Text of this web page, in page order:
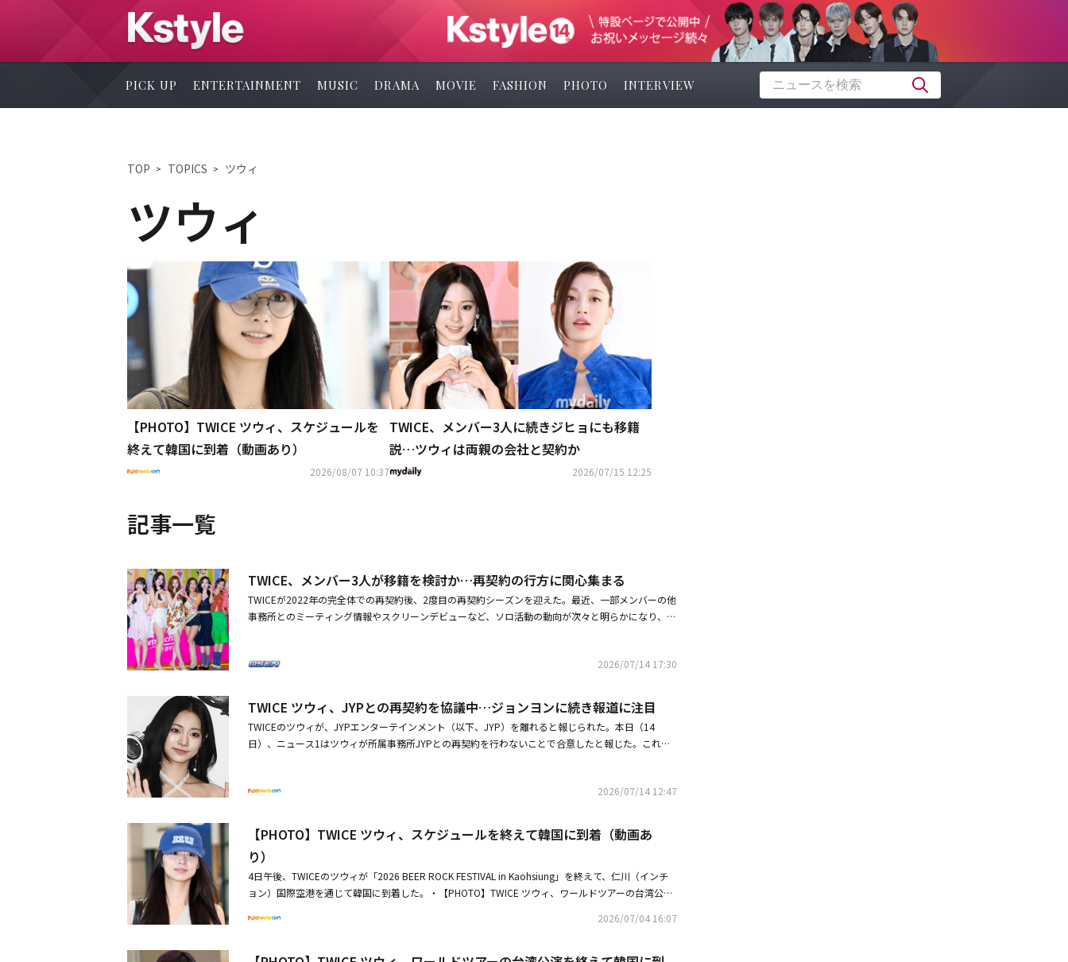
PICK UP ENTERTAINMENT MUSIC DRAMA MOVIE FASHION PHOTO INTERVIEW
TOP TOPICS ツウィ
ツウィ
【PHOTO】TWICE ツウィ、スケジュールを
終えて韓国に到着（動画あり）
2026/08/07 10:37
TWICE、メンバー3人に続きジヒョにも移籍
説…ツウィは両親の会社と契約か
2026/07/15 12:25
記事一覧
TWICE、メンバー3人が移籍を検討か…再契約の行方に関心集まる
TWICEが2022年の完全体での再契約後、2度目の再契約シーズンを迎えた。最近、一部メンバーの他
事務所とのミーティング情報やスクリーンデビューなど、ソロ活動の動向が次々と明らかになり、グ
切りに、発表するすべてのタイトル曲をヒットさせ、トップクラスのガールズグループとしての地位
経過した2022年、強固な信頼のもとJYPと全員が再契約を結んだ。再契約後もTWICEの快進撃は続
いた。特に、TWICEは昨年7月に仁川（インチョン）を出発し、今年7月のソウル・アンコール公演
に至るまで約1年間、世界44地域81公演に及ぶ自身最大規模のワールドツアー「THIS IS FOR」を通
じて、またひとつの新記録を打ち立てた。20都市で35公演を展開した北米ツアーだけで約55万人を
のようにグループとしての全盛期を築き、強固なチームワークを証明してきたTWICEは、2度目の再
ンは、実姉である女優コン・スンヨンや俳優ビョン・ウソクらが所属するVAROエンターテインメン
トと専属契約に関するミーティングを行ったことが明らかになり、話題を集めた。続いてツウィはJ
YPと個別の専属契約は結ばず、TWICE完全体としての活動は継続することで合意したと報じられ
た。チェヨンもまた、個人活動のために他の芸能企画会社とミーティングを行ったと伝えられてい
る。メンバーたちの動向やソロ活動の情報が相次ぐ中、JYPは「TWICEは現在、再契約の協議期間中
であり、事案が確定次第お知らせする」と慎重な立場を示している。これに伴い、TWICEも事務所の
2026/07/14 17:30
TWICE ツウィ、JYPとの再契約を協議中…ジョンヨンに続き報道に注目
TWICEのツウィが、JYPエンターテインメント（以下、JYP）を離れると報じられた。本日（14
日）、ニュース1はツウィが所属事務所JYPとの再契約を行わないことで合意したと報じた。これに
VAROエンターテインメントへ移籍すると報じられ、当時もJYPは「現在、TWICEは再契約の協議期
らせする」と伝えていた。台湾出身のツウィは、2015年にTWICEのメンバーとしてデビューした。T
WICEは「Like OOH-AHH」「TT」「What Is Love？」「Set Me Free」など数多くのヒット曲を発表
し、韓国国内外で大きな人気を集めている。特にツウィはグループの末っ子であり、ビジュアル担当
として安定した人気を誇ってきた。TWICEは最近、6回目のワールドツアー「THIS IS FOR」のフィナ
ーレ公演を行った。彼女たちは今回のツアーを通じて、海外アーティストで初めて東京・国立競技
ではK-POPガールズグループ歴代最多観客となる55万人、日本では64万人が集まる大観衆を動員す
2026/07/14 12:47
【PHOTO】TWICE ツウィ、スケジュールを終えて韓国に到着（動画あ
り）
4日午後、TWICEのツウィが「2026 BEER ROCK FESTIVAL in Kaohsiung」を終えて、仁川（インチ
ョン）国際空港を通じて韓国に到着した。・【PHOTO】TWICE ツウィ、ワールドツアーの台湾公演
2026/07/04 16:07